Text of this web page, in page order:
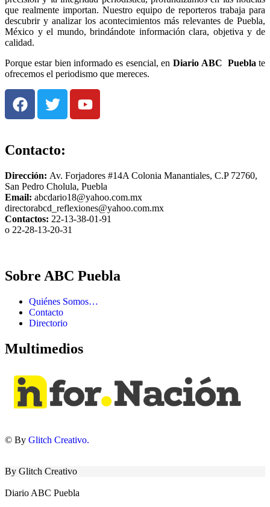
que realmente importan. Nuestro equipo de reporteros trabaja para
descubrir y analizar los acontecimientos más relevantes de Puebla,
México y el mundo, brindándote información clara, objetiva y de
calidad.
Porque estar bien informado es esencial, en Diario ABC Puebla te
ofrecemos el periodismo que mereces.
Contacto:
Dirección: Av. Forjadores #14A Colonia Manantiales, C.P 72760,
San Pedro Cholula, Puebla
Email: abcdario18@yahoo.com.mx
directorabcd_reflexiones@yahoo.com.mx
Contactos: 22-13-38-01-91
o 22-28-13-20-31
Sobre ABC Puebla
Quiénes Somos…
Contacto
Directorio
Multimedios
© By Glitch Creativo.
By Glitch Creativo
Diario ABC Puebla